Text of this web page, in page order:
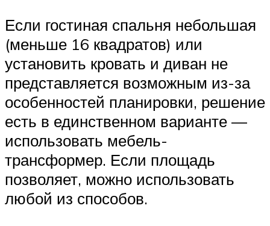
Если гостиная спальня небольшая
(меньше 16 квадратов) или
установить кровать и диван не
представляется возможным из-за
особенностей планировки, решение
есть в единственном варианте —
использовать мебель-
трансформер. Если площадь
позволяет, можно использовать
любой из способов.